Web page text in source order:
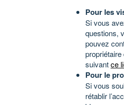
Pour les
Si vous
questions,
pouvez
propriétaire
suivantce
Pour le
Si vous
rétablir